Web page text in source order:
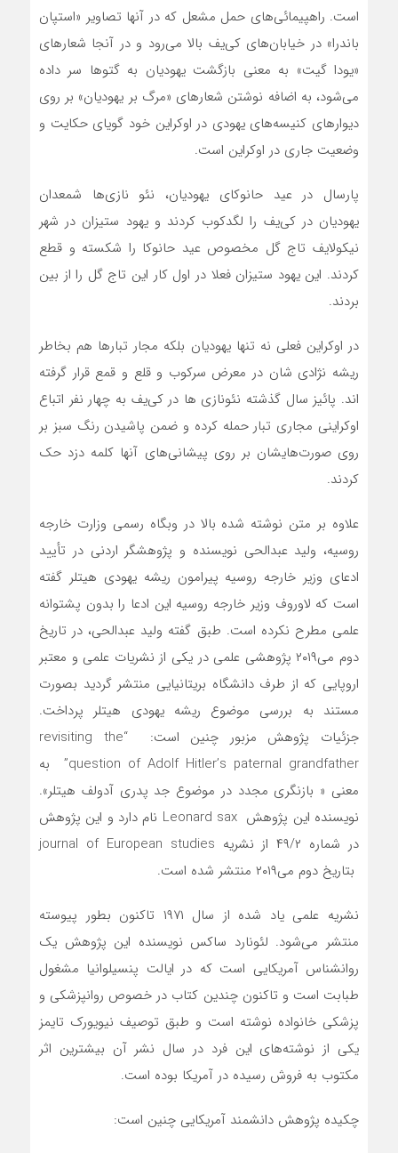
است. راهپیمائی‌های حمل مشعل که در آنها تصاویر «استپان
باندرا» در خیابان‌های کی‌یف بالا می‌رود و در آنجا شعارهای
«یودا گیت» به معنی بازگشت یهودیان به گتوها سر داده
می‌شود، به اضافه نوشتن شعارهای «مرگ بر یهودیان» بر روی
دیوار‌های کنیسه‌های یهودی در اوکراین خود گویای حکایت و
وضعیت جاری در اوکراین است.
پارسال در عید حانوکای یهودیان، نئو نازی‌‌ها شمعدان
یهودیان در کی‌یف را لگدکوب کردند و یهود ستیزان در شهر
نیکولایف تاج گل مخصوص عید حانوکا را شکسته و قطع
کردند. این یهود ستیزان فعلا در اول کار این تاج گل را از بین
بردند.
در اوکراین فعلی نه تنها یهودیان بلکه مجار تبارها هم بخاطر
ریشه نژادی شان در معرض سرکوب و قلع و قمع قرار گرفته
اند. پائیز سال گذشته نئونازی ‌ها در کی‌یف به چهار نفر اتباع
اوکراینی مجاری تبار حمله کرده و ضمن پاشیدن رنگ سبز بر
روی صورت‌هایشان بر روی پیشانی‌های آنها کلمه دزد حک
کردند.
علاوه بر متن نوشته شده بالا در وبگاه رسمی وزارت خارجه
روسیه، ولید عبدالحی نویسنده و پژوهشگر اردنی در تأیید
ادعای وزیر خارجه روسیه پیرامون ریشه یهودی هیتلر گفته
است که لاوروف وزیر خارجه روسیه این ادعا را بدون پشتوانه
علمی مطرح نکرده است. طبق گفته ولید عبدالحی، در تاریخ
دوم می‌۲۰۱۹ پژوهشی علمی در یکی از نشریات علمی و معتبر
اروپایی که از طرف دانشگاه بریتانیایی منتشر گردید بصورت
مستند به بررسی موضوع ریشه یهودی هیتلر پرداخت.
جزئیات پژوهش مزبور چنین است: “revisiting the
question of Adolf Hitler’s paternal grandfather” به
معنی « بازنگری مجدد در موضوع جد پدری آدولف هیتلر».
نویسنده این پژوهش Leonard sax نام دارد و این پژوهش
در شماره ۴۹/۲ از نشریه journal of European studies
بتاریخ دوم می‌۲۰۱۹ منتشر شده است.
نشریه علمی یاد شده از سال ۱۹۷۱ تاکنون بطور پیوسته
منتشر می‌شود‌. لئونارد ساکس نویسنده این پژوهش یک
روانشناس آمریکایی است که در ایالت پنسیلوانیا مشغول
طبابت است و تاکنون چندین کتاب در خصوص روانپزشکی و
پزشکی خانواده نوشته است و طبق توصیف نیویورک تایمز
یکی از نوشته‌های این فرد در سال نشر آن بیشترین اثر
مکتوب به فروش رسیده در آمریکا بوده است.
چکیده پژوهش دانشمند آمریکایی چنین است: